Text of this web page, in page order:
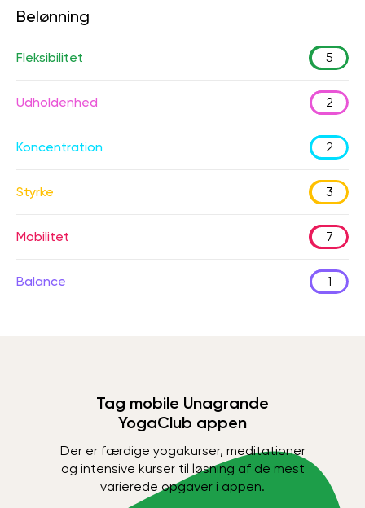
Belønning
Fleksibilitet 5
Udholdenhed 2
Koncentration 2
Styrke 3
Mobilitet 7
Balance 1
Tag mobile Unagrande
YogaClub appen
Der er færdige yogakurser, meditationer
og intensive kurser til løsning af de mest
varierede opgaver i appen.